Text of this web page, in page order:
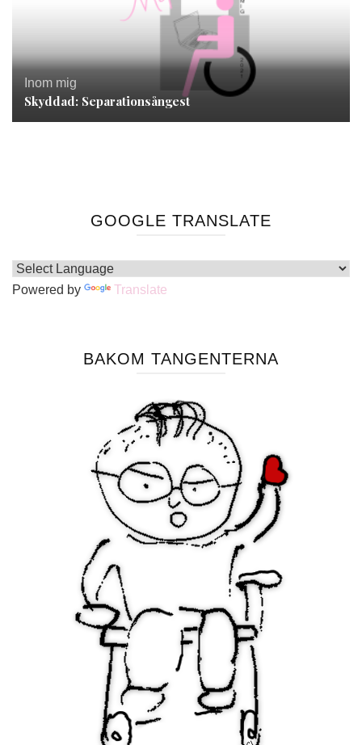
Inom mig
Skyddad: Separationsångest
GOOGLE TRANSLATE
Powered by Translate
BAKOM TANGENTERNA